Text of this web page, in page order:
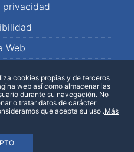
privacidad
Web
cookies propias y de terceros
web así como almacenar las
durante su navegación. No
o tratar datos de carácter
que acepta su uso .Más